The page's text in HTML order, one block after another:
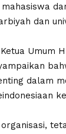
dan
Umum
dalam